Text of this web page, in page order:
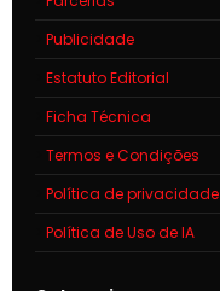
Publicidade
Estatuto Editorial
Ficha Técnica
Termos e Condições
Política de privacidade
Política de Uso de IA